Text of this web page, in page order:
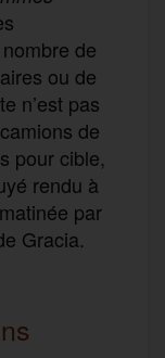
de
ou de
n’est pas
de
pour cible,
rendu à
par
Gracia.